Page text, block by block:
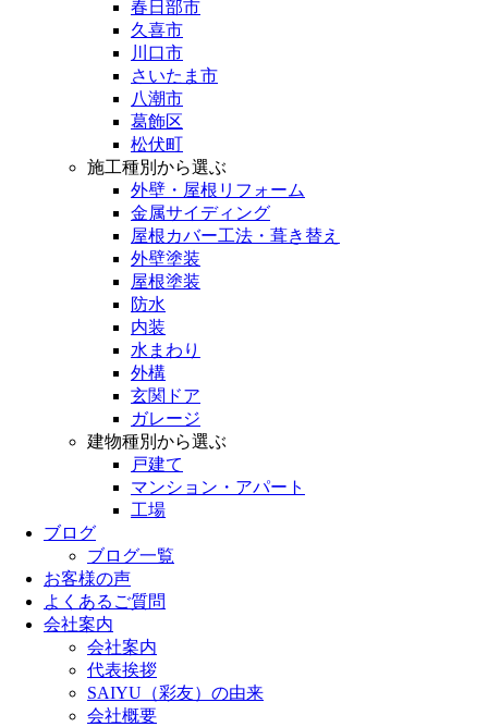
春日部市
久喜市
川口市
さいたま市
八潮市
葛飾区
松伏町
施工種別から選ぶ
外壁・屋根リフォーム
金属サイディング
屋根カバー工法・葺き替え
外壁塗装
屋根塗装
防水
内装
水まわり
外構
玄関ドア
ガレージ
建物種別から選ぶ
戸建て
マンション・アパート
工場
ブログ
ブログ一覧
お客様の声
よくあるご質問
会社案内
会社案内
代表挨拶
SAIYU（彩友）の由来
会社概要